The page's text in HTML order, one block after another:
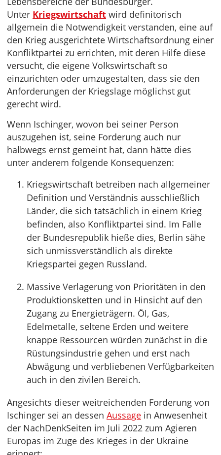
Unter Kriegswirtschaft wird definitorisch
allgemein die Notwendigkeit verstanden, eine auf
den Krieg ausgerichtete Wirtschaftsordnung einer
Konfliktpartei zu errichten, mit deren Hilfe diese
versucht, die eigene Volkswirtschaft so
einzurichten oder umzugestalten, dass sie den
Anforderungen der Kriegslage möglichst gut
gerecht wird.
Wenn Ischinger, wovon bei seiner Person
auszugehen ist, seine Forderung auch nur
halbwegs ernst gemeint hat, dann hätte dies
unter anderem folgende Konsequenzen:
Kriegswirtschaft betreiben nach allgemeiner
Definition und Verständnis ausschließlich
Länder, die sich tatsächlich in einem Krieg
befinden, also Konfliktpartei sind. Im Falle
der Bundesrepublik hieße dies, Berlin sähe
sich unmissverständlich als direkte
Kriegspartei gegen Russland.
Massive Verlagerung von Prioritäten in den
Produktionsketten und in Hinsicht auf den
Zugang zu Energieträgern. Öl, Gas,
Edelmetalle, seltene Erden und weitere
knappe Ressourcen würden zunächst in die
Rüstungsindustrie gehen und erst nach
Abwägung und verbliebenen Verfügbarkeiten
auch in den zivilen Bereich.
Angesichts dieser weitreichenden Forderung von
Ischinger sei an dessen Aussage in Anwesenheit
der NachDenkSeiten im Juli 2022 zum Agieren
Europas im Zuge des Krieges in der Ukraine